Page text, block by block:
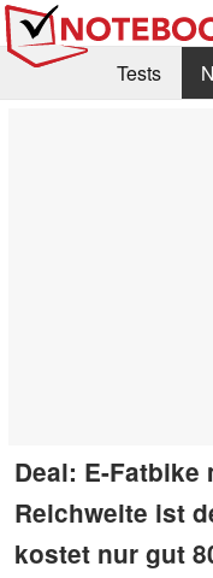
Tests
Deal: E-
Reichweite ist
kostet nur gut